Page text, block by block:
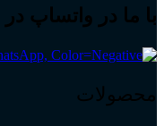
با ما در واتساپ در
محصولات